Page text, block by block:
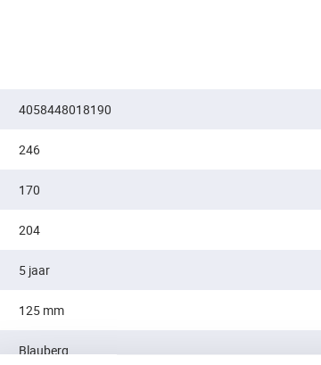
4058448018190
246
170
204
5 jaar
125 mm
Blauberg